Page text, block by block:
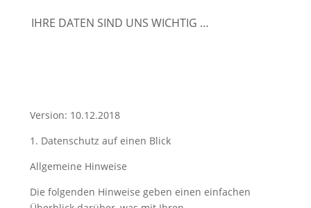
IHRE DATEN SIND UNS WICHTIG …
Version: 10.12.2018
1. Datenschutz auf einen Blick
Allgemeine Hinweise
Die folgenden Hinweise geben einen einfachen